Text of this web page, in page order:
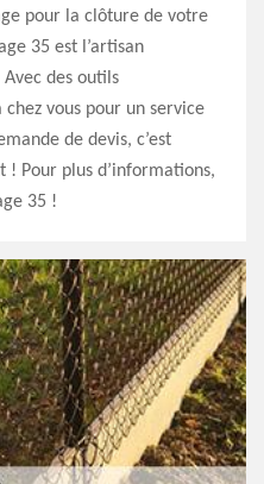
pour la clôture de votre
35 est l’artisan
des outils
vous pour un service
de devis, c’est
! Pour plus d’informations,
35 !